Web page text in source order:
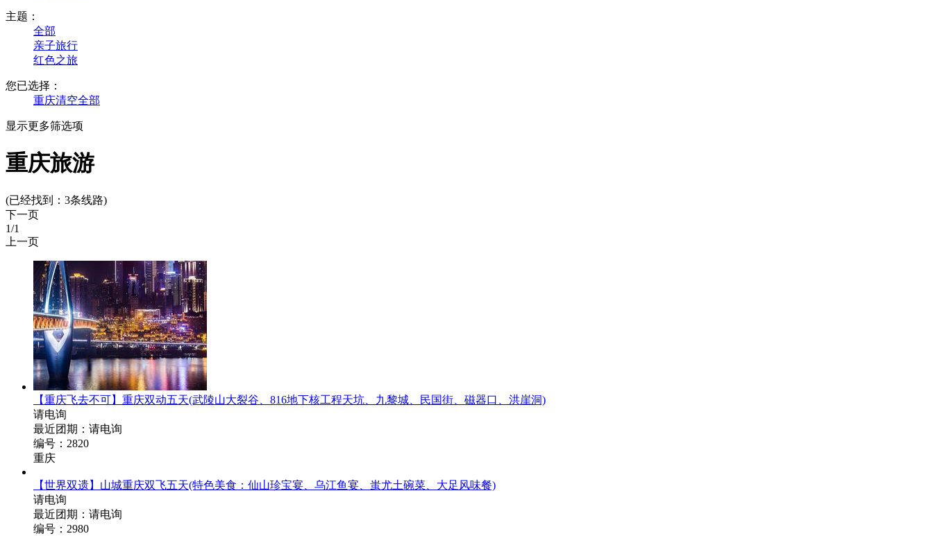
主题：
全部
亲子旅行
红色之旅
您已选择：
重庆清空全部
显示更多筛选项
重庆旅游
(已经找到： 3条线路)
下一页
1/1
上一页
【重庆飞去不可】重庆双动五天(武陵山大裂谷、816地下核工程天坑、九黎城、民国街、磁器口、洪崖洞)
请电询
最近团期：请电询
编号：2820
重庆
【世界双遗】山城重庆双飞五天(特色美食：仙山珍宝宴、乌江鱼宴、蚩尤土碗菜、大足风味餐)
请电询
最近团期：请电询
编号：2980